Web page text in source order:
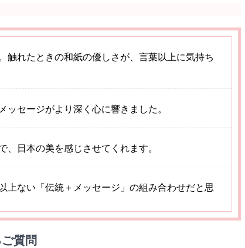
越前和紙の一通はひときわ品格を感じさせるも
触れたときの和紙の優しさが、言葉以上に気持ち
セージがより深く心に響きました。
日本の美を感じさせてくれます。
上ない「伝統＋メッセージ」の組み合わせだと思
質問